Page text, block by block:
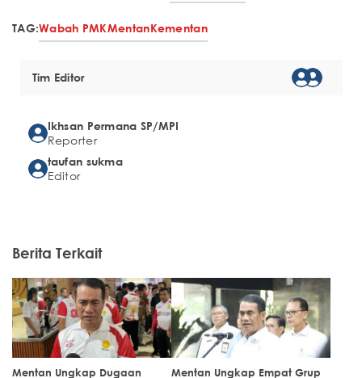
TAG:Wabah PMKMentanKementan
Tim Editor
Ikhsan Permana SP/MPI
Reporter
taufan sukma
Editor
Berita Terkait
Mentan Ungkap Dugaan Mentan Ungkap Empat Grup